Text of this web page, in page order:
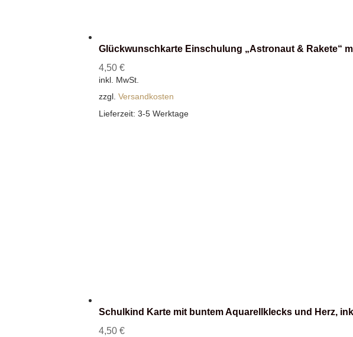
Glückwunschkarte Einschulung „Astronaut & Rakete“
4,50€
inkl. MwSt.
zzgl.Versandkosten
Lieferzeit:3-5 Werktage
Schulkind Karte mit buntem Aquarellklecks und Herz,
4,50€